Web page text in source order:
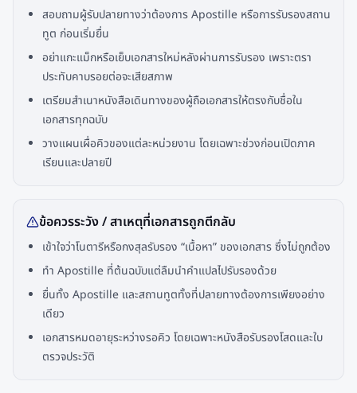
สอบถามผู้รับปลายทางว่าต้องการ Apostille หรือการรับรองสถาน
ทูต ก่อนเริ่มยื่น
อย่าแกะแม็กหรือเย็บเอกสารใหม่หลังผ่านการรับรอง เพราะตรา
ประทับคาบรอยต่อจะเสียสภาพ
เตรียมสำเนาหนังสือเดินทางของผู้ถือเอกสารให้ตรงกับชื่อใน
เอกสารทุกฉบับ
วางแผนเผื่อคิวของแต่ละหน่วยงาน โดยเฉพาะช่วงก่อนเปิดภาค
เรียนและปลายปี
ข้อควรระวัง / สาเหตุที่เอกสารถูกตีกลับ
เข้าใจว่าโนตารีหรือกงสุลรับรอง “เนื้อหา” ของเอกสาร ซึ่งไม่ถูกต้อง
ทำ Apostille ที่ต้นฉบับแต่ลืมนำคำแปลไปรับรองด้วย
ยื่นทั้ง Apostille และสถานทูตทั้งที่ปลายทางต้องการเพียงอย่าง
เดียว
เอกสารหมดอายุระหว่างรอคิว โดยเฉพาะหนังสือรับรองโสดและใบ
ตรวจประวัติ